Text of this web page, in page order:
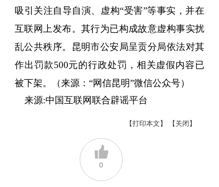
吸引关注自导自演、虚构“受害”等事实，并在
互联网上发布。其行为已构成故意虚构事实扰
乱公共秩序。昆明市公安局呈贡分局依法对其
作出罚款500元的行政处罚，相关虚假内容已
被下架。（来源：“网信昆明”微信公众号）
来源:中国互联网联合辟谣平台
【打印本文】 【关闭】
0